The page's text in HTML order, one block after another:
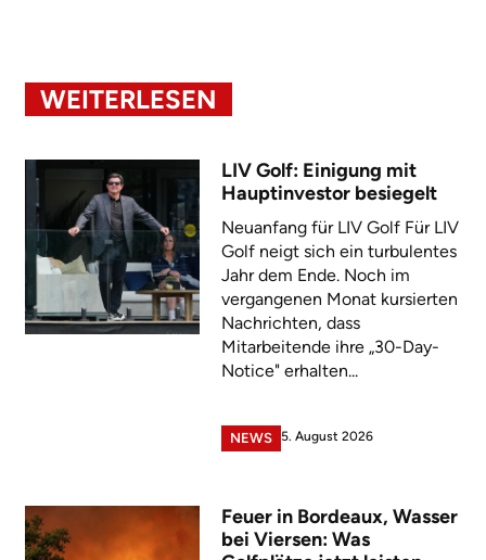
WEITERLESEN
LIV Golf: Einigung mit
Hauptinvestor besiegelt
Neuanfang für LIV Golf Für LIV
Golf neigt sich ein turbulentes
Jahr dem Ende. Noch im
vergangenen Monat kursierten
Nachrichten, dass
Mitarbeitende ihre „30-Day-
Notice" erhalten...
NEWS 5. August 2026
Feuer in Bordeaux, Wasser
bei Viersen: Was